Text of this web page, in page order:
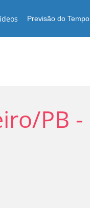
Previsão do Tempo
PB -